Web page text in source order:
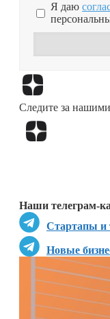
Я даю
Следите за
Наши телеграм-
Стартапы и
Новые